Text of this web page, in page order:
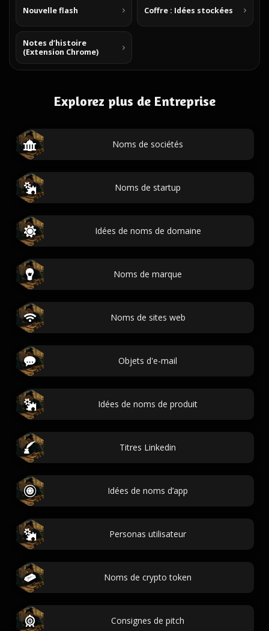
Nouvelle flash Coffre : Idées stockées
Notes d’histoire
(Extension Chrome)
Explorez plus de Entreprise
Noms de sociétés
Noms de startup
Idées de noms de domaine
Noms de marque
Noms de sites web
Objets d'e-mail
Idées de noms de produit
Titres Linkedin
Idées de noms d’app
Personas utilisateur
Noms de crypto token
Consignes de pitch